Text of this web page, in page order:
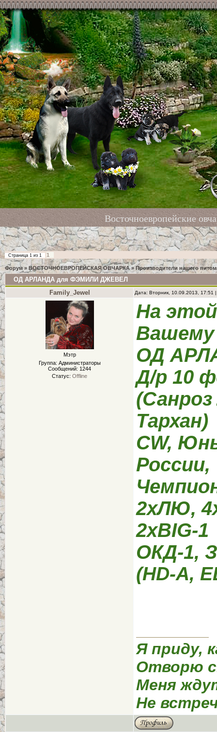
Восточноевропейские
Страница 1 из 1 1
Форум » ВОСТОЧНОЕВРОПЕЙСКАЯ ОВЧАРКА » Производители нашего
ОД АРЛАНДА для ФЭМИЛИ ДЖЕВЕЛ
Family_Jewel
Дата: Вторник, 10.09.2013,
Мэтр
Группа: Администраторы
Сообщений: 1244
Статус: Offline
На
ОД
Д/р 10
Тархан)
CW,
2хЛЮ,
2хBIG-1
ОКД-1,
(HD-А,
Я приду,
Отворю
Меня
Не